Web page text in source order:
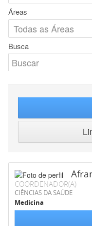
Áreas
Busca
COORDENADOR(A)
CIÊNCIAS DA SAÚDE
Medicina